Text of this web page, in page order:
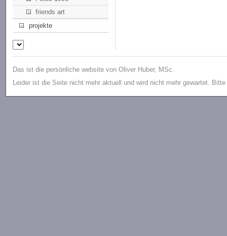
friends art
projekte
Das ist die persönliche website von Oliver Huber, MSc.
Leider ist die Seite nicht mehr aktuell und wird nicht mehr gewartet.